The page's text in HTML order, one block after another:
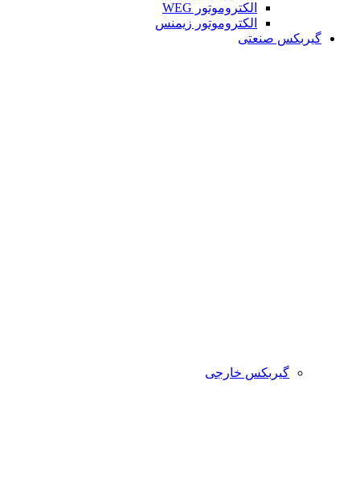
الکتروموتور WEG
الکتروموتور زیمنس
گیربکس صنعتی
گیربکس خارجی